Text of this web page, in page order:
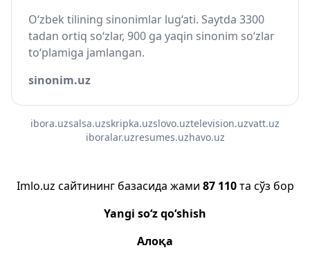
O‘zbek tilining sinonimlar lug‘ati. Saytda 3300
tadan ortiq so‘zlar, 900 ga yaqin sinonim so‘zlar
to‘plamiga jamlangan.
sinonim.uz
ibora.uzsalsa.uzskripka.uzslovo.uztelevision.uzvatt.uz
iboralar.uzresumes.uzhavo.uz
Imlo.uz сайтининг базасида жами 87 110та сўз бор
Yangi so‘z qo‘shish
Алоқа